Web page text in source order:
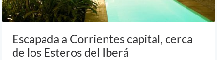
Escapada a Corrientes capital, cerca
de los Esteros del Iberá